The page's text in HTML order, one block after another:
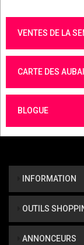
VENTES DE LA
CARTE DES
BLOGUE
INFORMATION
OUTILS
ANNONCEURS